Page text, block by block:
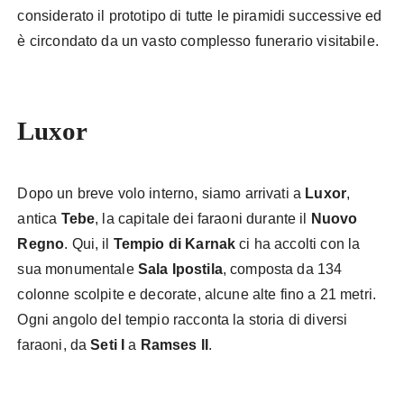
considerato il prototipo di tutte le piramidi successive ed
è circondato da un vasto complesso funerario visitabile.
Luxor
Dopo un breve volo interno, siamo arrivati a Luxor,
antica Tebe, la capitale dei faraoni durante il
Nuovo
Regno. Qui, il Tempio di Karnak ci ha accolti con la
sua monumentale Sala Ipostila, composta da 134
colonne scolpite e decorate, alcune alte fino a 21 metri.
Ogni angolo del tempio racconta la storia di diversi
faraoni, daSeti I a Ramses II .